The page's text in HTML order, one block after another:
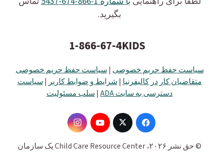
بگیرید.
1-866-67-4KIDS
سیاست حفظ حریم خصوصی | سیاست حفظ حریم خصوصی
متقاضیان کار در کالیفرنیا | شرایط و ضوابط کاربر | سیاست
دسترسی به سایت ADA
| سلب مسئولیت
© حق نشر ۲۰۲۶، Child Care Resource Center یک سازمان